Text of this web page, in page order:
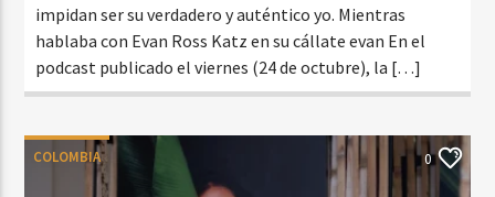
impidan ser su verdadero y auténtico yo. Mientras
hablaba con Evan Ross Katz en su cállate evan En el
podcast publicado el viernes (24 de octubre), la […]
COLOMBIA 0